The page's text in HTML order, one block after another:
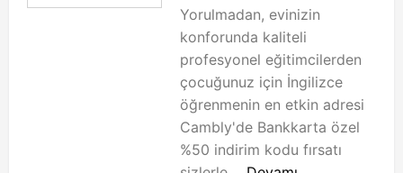
Yorulmadan, evinizin
konforunda kaliteli
profesyonel eğitimcilerden
çocuğunuz için İngilizce
öğrenmenin en etkin adresi
Cambly'de Bankkarta özel
%50 indirim kodu fırsatı